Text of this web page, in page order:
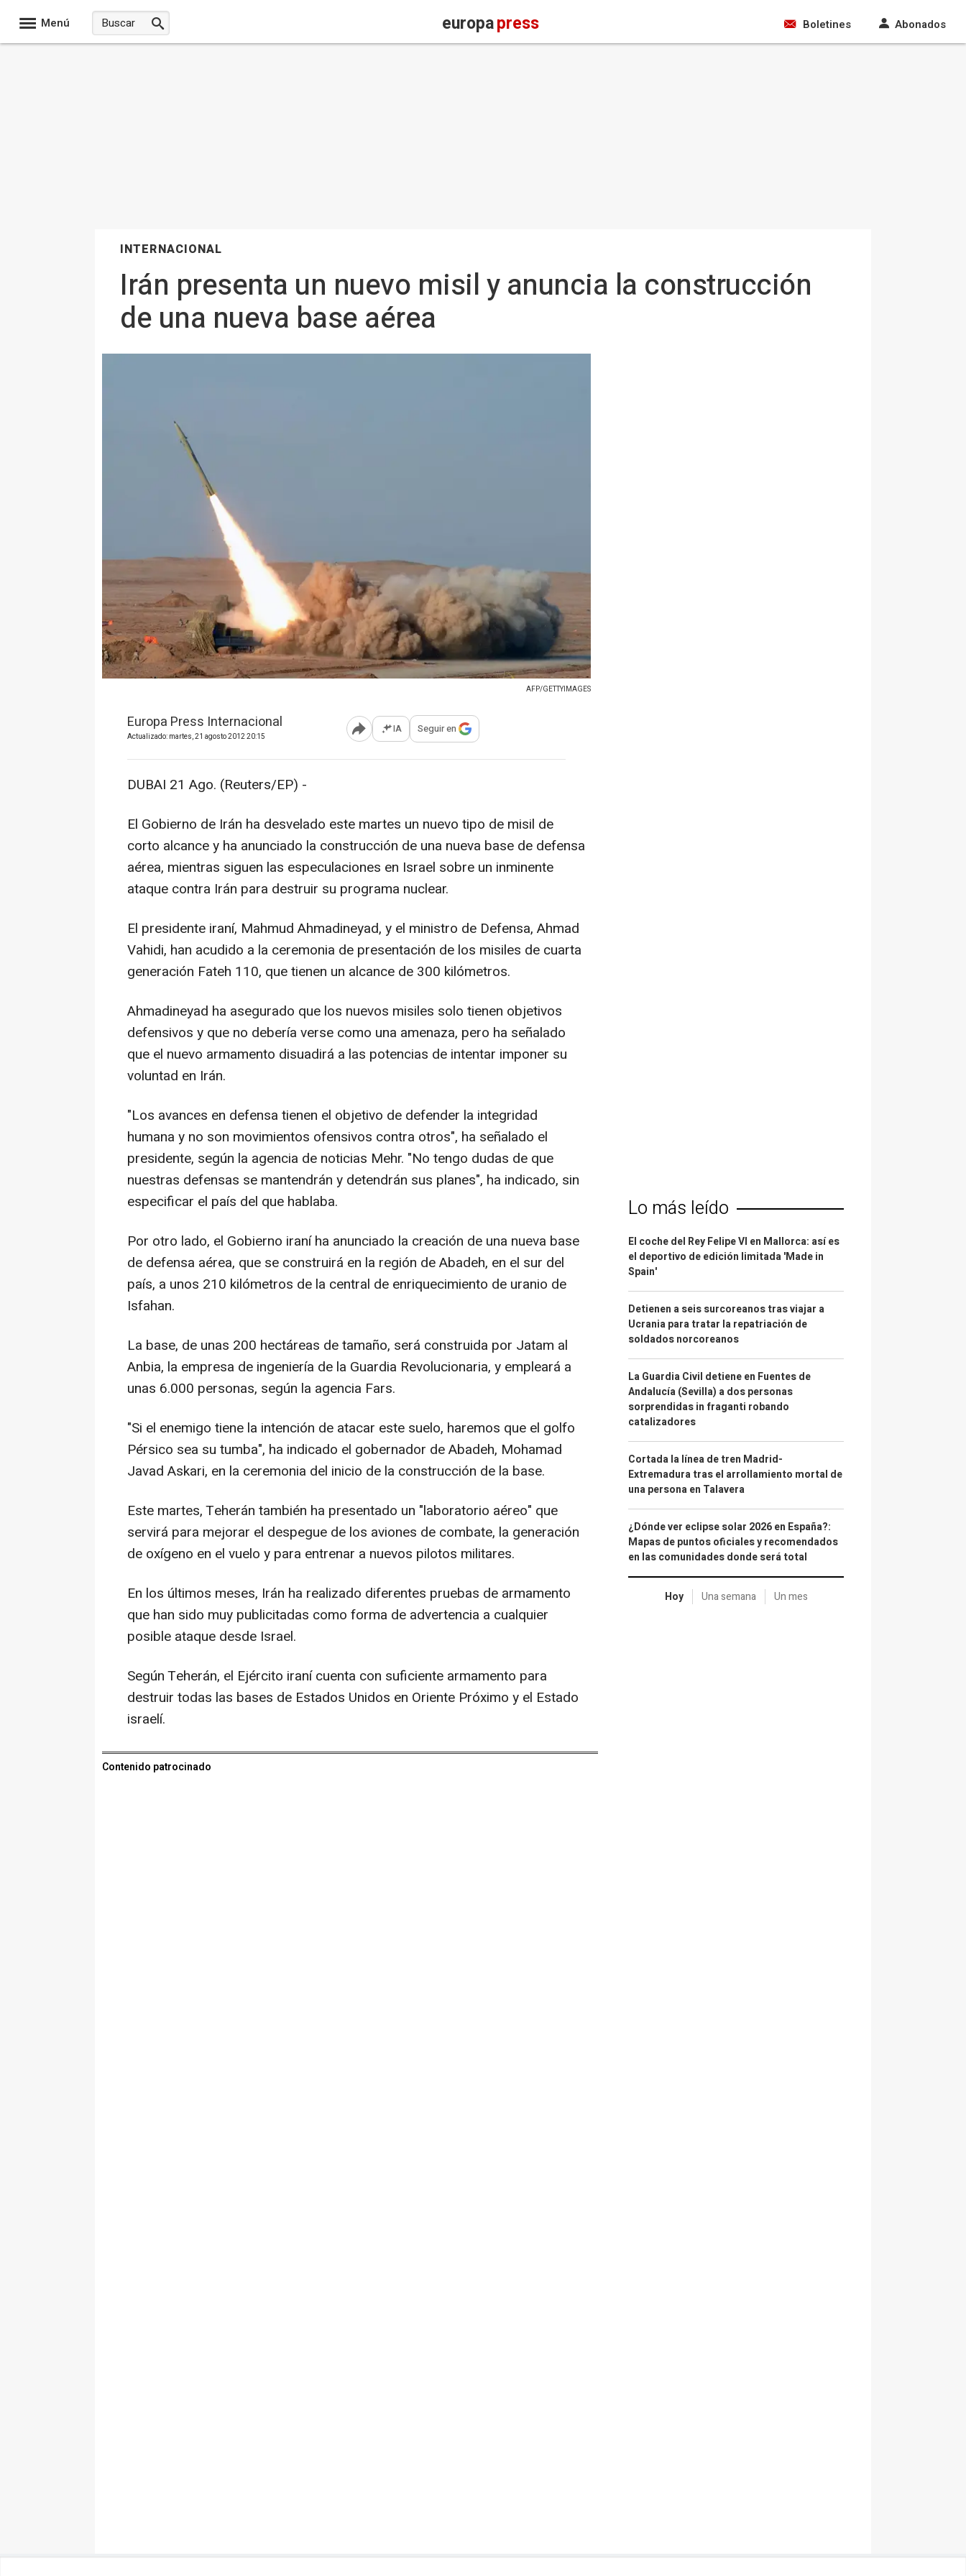
Menú europapress Boletines Abonados
INTERNACIONAL
Irán presenta un nuevo misil y anuncia la construcción
de una nueva base aérea
AFP/GETTYIMAGES
Europa Press Internacional
Actualizado: martes, 21 agosto 2012 20:15 Abrir opciones para compartir
IA Seguir en
DUBAI 21 Ago. (Reuters/EP) -
El Gobierno de Irán ha desvelado este martes un nuevo tipo de misil de
corto alcance y ha anunciado la construcción de una nueva base de defensa
aérea, mientras siguen las especulaciones en Israel sobre un inminente
ataque contra Irán para destruir su programa nuclear.
El presidente iraní, Mahmud Ahmadineyad, y el ministro de Defensa, Ahmad
Vahidi, han acudido a la ceremonia de presentación de los misiles de cuarta
generación Fateh 110, que tienen un alcance de 300 kilómetros.
Ahmadineyad ha asegurado que los nuevos misiles solo tienen objetivos
defensivos y que no debería verse como una amenaza, pero ha señalado
que el nuevo armamento disuadirá a las potencias de intentar imponer su
voluntad en Irán.
"Los avances en defensa tienen el objetivo de defender la integridad
humana y no son movimientos ofensivos contra otros", ha señalado el
presidente, según la agencia de noticias Mehr. "No tengo dudas de que
nuestras defensas se mantendrán y detendrán sus planes", ha indicado, sin
especificar el país del que hablaba.
Por otro lado, el Gobierno iraní ha anunciado la creación de una nueva base
de defensa aérea, que se construirá en la región de Abadeh, en el sur del
país, a unos 210 kilómetros de la central de enriquecimiento de uranio de
Isfahan.
La base, de unas 200 hectáreas de tamaño, será construida por Jatam al
Anbia, la empresa de ingeniería de la Guardia Revolucionaria, y empleará a
unas 6.000 personas, según la agencia Fars.
"Si el enemigo tiene la intención de atacar este suelo, haremos que el golfo
Pérsico sea su tumba", ha indicado el gobernador de Abadeh, Mohamad
Javad Askari, en la ceremonia del inicio de la construcción de la base.
Este martes, Teherán también ha presentado un "laboratorio aéreo" que
servirá para mejorar el despegue de los aviones de combate, la generación
de oxígeno en el vuelo y para entrenar a nuevos pilotos militares.
En los últimos meses, Irán ha realizado diferentes pruebas de armamento
que han sido muy publicitadas como forma de advertencia a cualquier
posible ataque desde Israel.
Según Teherán, el Ejército iraní cuenta con suficiente armamento para
destruir todas las bases de Estados Unidos en Oriente Próximo y el Estado
israelí.
Contenido patrocinado
Lo más leído
El coche del Rey Felipe VI en Mallorca: así es
el deportivo de edición limitada 'Made in
Spain'
Detienen a seis surcoreanos tras viajar a
Ucrania para tratar la repatriación de
soldados norcoreanos
La Guardia Civil detiene en Fuentes de
Andalucía (Sevilla) a dos personas
sorprendidas in fraganti robando
catalizadores
Cortada la línea de tren Madrid-
Extremadura tras el arrollamiento mortal de
una persona en Talavera
¿Dónde ver eclipse solar 2026 en España?:
Mapas de puntos oficiales y recomendados
en las comunidades donde será total
Hoy Una semana Un mes